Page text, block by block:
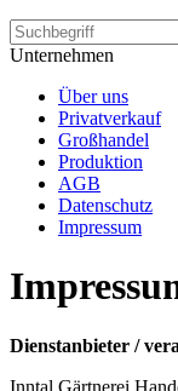
Unternehmen
Über uns
Privatverkauf
Großhandel
Produktion
AGB
Datenschutz
Impressum
Dienstanbieter /
Inntal Gärtnerei